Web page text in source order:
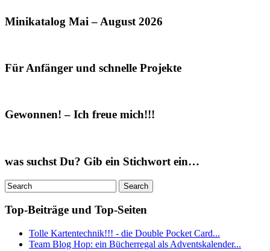
Minikatalog Mai – August 2026
Für Anfänger und schnelle Projekte
Gewonnen! – Ich freue mich!!!
was suchst Du? Gib ein Stichwort ein…
Top-Beiträge und Top-Seiten
Tolle Kartentechnik!!! - die Double Pocket Card...
Team Blog Hop: ein Bücherregal als Adventskalender...